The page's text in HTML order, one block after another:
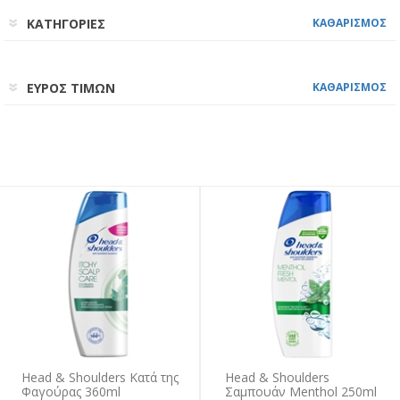
ΚΑΤΗΓΟΡΙΕΣ ΚΑΘΑΡΙΣΜΟΣ
ΕΥΡΟΣ ΤΙΜΩΝ ΚΑΘΑΡΙΣΜΟΣ
Head & Shoulders Κατά της
Φαγούρας 360ml
Head & Shoulders
Σαμπουάν Menthol 250ml